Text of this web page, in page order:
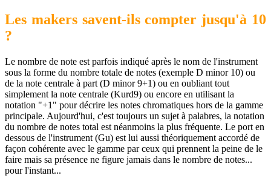
Les makers savent-ils compter jusqu'à 10
?
Le nombre de note est parfois indiqué après le nom de l'instrument
sous la forme du nombre totale de notes (exemple D minor 10) ou
de la note centrale à part (D minor 9+1) ou en oubliant tout
simplement la note centrale (Kurd9) ou encore en utilisant la
notation "+1" pour décrire les notes chromatiques hors de la gamme
principale. Aujourd'hui, c'est toujours un sujet à palabres, la notation
du nombre de notes total est néanmoins la plus fréquente. Le port en
dessous de l'instrument (Gu) est lui aussi théoriquement accordé de
façon cohérente avec le gamme par ceux qui prennent la peine de le
faire mais sa présence ne figure jamais dans le nombre de notes...
pour l'instant...